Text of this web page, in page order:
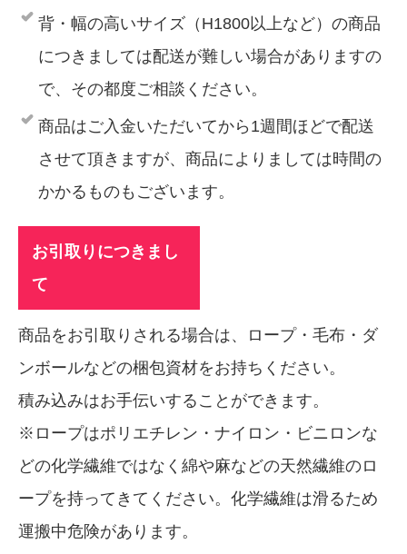
背・幅の高いサイズ（H1800以上など）の商品
につきましては配送が難しい場合がありますの
で、その都度ご相談ください。
商品はご入金いただいてから1週間ほどで配送
させて頂きますが、商品によりましては時間の
かかるものもございます。
お引取りにつきまし
て
商品をお引取りされる場合は、ロープ・毛布・ダ
ンボールなどの梱包資材をお持ちください。
積み込みはお手伝いすることができます。
※ロープはポリエチレン・ナイロン・ビニロンな
どの化学繊維ではなく綿や麻などの天然繊維のロ
ープを持ってきてください。化学繊維は滑るため
運搬中危険があります。